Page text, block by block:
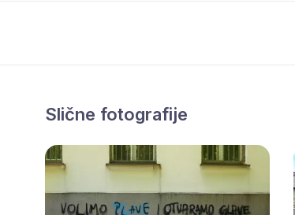
Slične fotografije